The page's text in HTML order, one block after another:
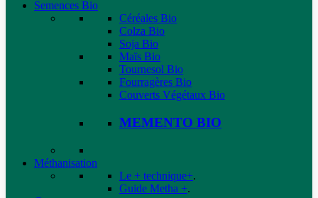
Semences Bio
Céréales Bio
Colza Bio
Soja Bio
Maïs Bio
Tournesol Bio
Fourragères Bio
Couverts Végétaux Bio
MEMENTO BIO
Méthanisation
Le + technique+.
Guide Metha +.